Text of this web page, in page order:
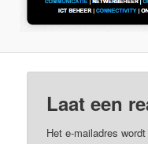
Laat een
Het e-mailadres